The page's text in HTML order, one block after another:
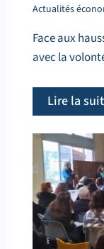
Actualités
Face aux
avec la
Lire la